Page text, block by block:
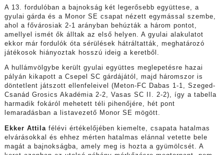
A 13. fordulóban a bajnokság két legerősebb együttese, a
gyulai gárda és a Monor SE csapat nézett egymással szembe,
ahol a fővárosiak 2-1 arányban behúzták a három pontot,
amellyel ismét ők álltak az első helyen. A gyulai alakulatot
ekkor már fordulók óta sérülések hátráltatták, meghatározó
játékosok hiányoztak hosszú ideig a keretből.
A hullámvölgybe került gyulai együttes meglepetésre hazai
pályán kikapott a Csepel SC gárdájától, majd háromszor is
döntetlent játszott ellenfeleivel (Meton-FC Dabas 1-1, Szeged-
Csanád Grosics Akadémia 2-2, Vasas SC II. 2-2), így a tabella
harmadik fokáról mehetett téli pihenőjére, hét pont
lemaradásban a listavezető Monor SE mögött.
Ekker Attilafélévi értékelőjében kiemelte, csapata hatalmas
elvárásokkal és ehhez mérten hatalmas elánnal vetette bele
magát a bajnokságba, amely meg is hozta a gyümölcsét. A